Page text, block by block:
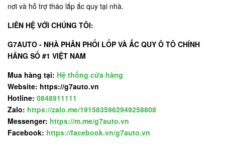
nơi và hỗ trợ tháo lắp ắc quy tại nhà.
LIÊN HỆ VỚI CHÚNG TÔI:
G7AUTO - NHÀ PHÂN PHỐI LỐP VÀ ẮC QUY Ô TÔ CHÍNH
HÃNG SỐ #1 VIỆT NAM
Mua hàng tại: Hệ thống cửa hàng
Website: https://g7auto.vn
Hotline: 0848911111
Zalo: https://zalo.me/1915835962949258808
Messenger: https://m.me/g7auto.vn
Facebook: https://facebook.vn/g7auto.vn